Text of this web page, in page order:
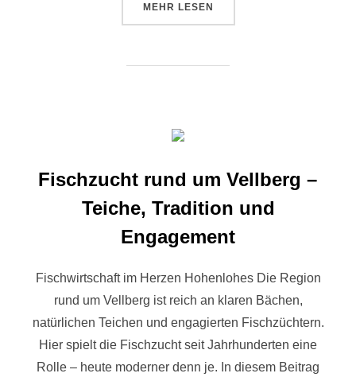
MEHR LESEN
Fischzucht rund um Vellberg –
Teiche, Tradition und
Engagement
Fischwirtschaft im Herzen Hohenlohes Die Region
rund um Vellberg ist reich an klaren Bächen,
natürlichen Teichen und engagierten Fischzüchtern.
Hier spielt die Fischzucht seit Jahrhunderten eine
Rolle – heute moderner denn je. In diesem Beitrag